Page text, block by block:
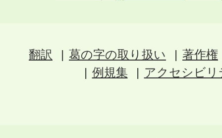
翻訳 葛の字の取り扱い
著作権
例規集
アクセシビ